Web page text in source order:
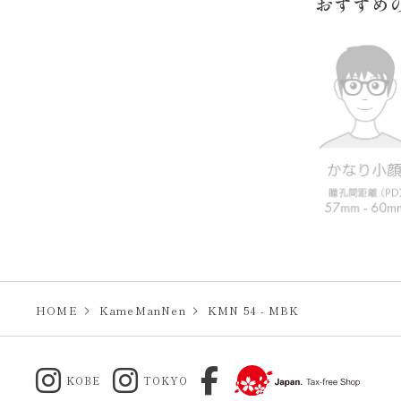
HOME KameManNen KMN 54 - MBK
KOBE TOKYO